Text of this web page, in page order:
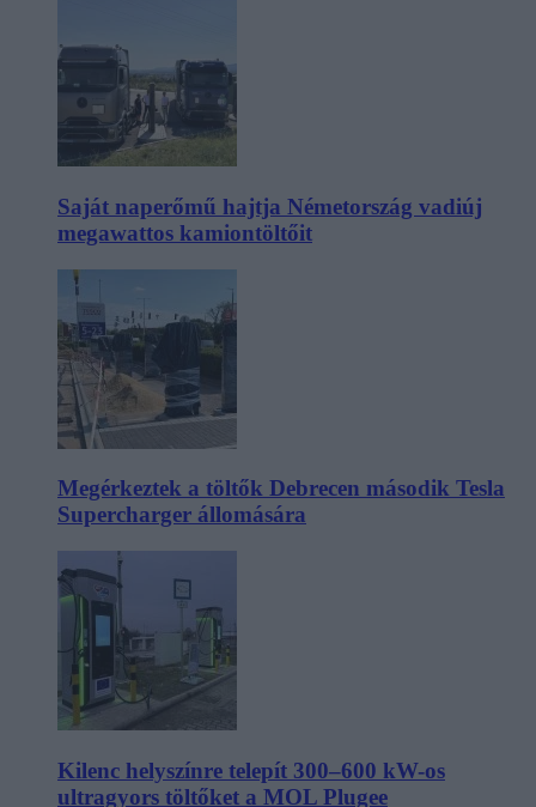
Saját naperőmű hajtja Németország vadiúj
megawattos kamiontöltőit
Megérkeztek a töltők Debrecen második Tesla
Supercharger állomására
Kilenc helyszínre telepít 300–600 kW-os
ultragyors töltőket a MOL Plugee